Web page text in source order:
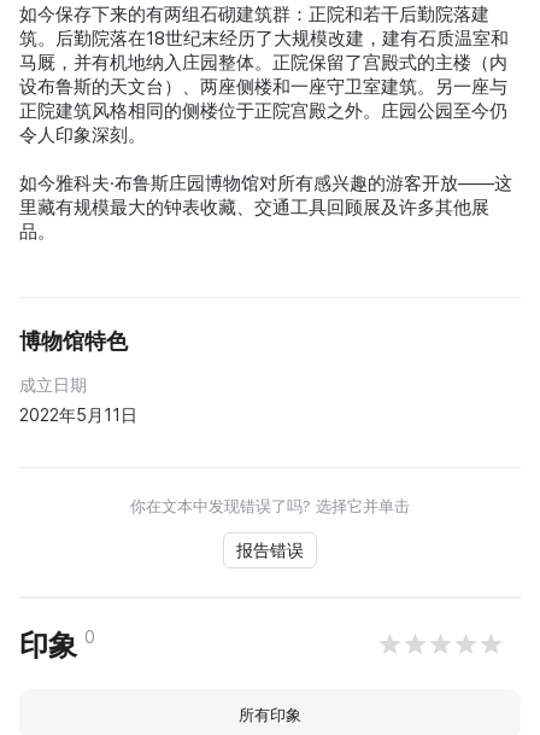
如今保存下来的有两组石砌建筑群：正院和若干后勤院落建
筑。后勤院落在18世纪末经历了大规模改建，建有石质温室和
马厩，并有机地纳入庄园整体。正院保留了宫殿式的主楼（内
设布鲁斯的天文台）、两座侧楼和一座守卫室建筑。另一座与
正院建筑风格相同的侧楼位于正院宫殿之外。庄园公园至今仍
令人印象深刻。
如今雅科夫·布鲁斯庄园博物馆对所有感兴趣的游客开放——这
里藏有规模最大的钟表收藏、交通工具回顾展及许多其他展
品。
博物馆特色
成立日期
2022年5月11日
你在文本中发现错误了吗? 选择它并单击
报告错误
印象 0
所有印象